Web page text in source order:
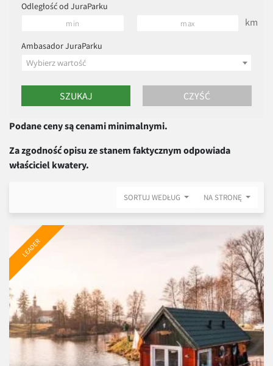
Odległość od JuraParku
km
Ambasador JuraParku
Wybierz wartość
Podane ceny są cenami minimalnymi.
Za zgodność opisu ze stanem faktycznym odpowiada
właściciel kwatery.
SORTUJ WEDŁUG NA STRONĘ
LEADER